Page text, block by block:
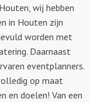
wij hebben
in Houten zijn
worden met
Daarnaast
eventplanners.
op maat
en doelen! Van een